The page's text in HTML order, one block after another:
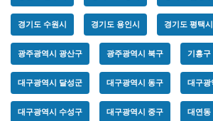
경기도 수원시 경기도 용인시 경기도 평택시
광주광역시 광산구 광주광역시 북구 기흥구
대구광역시 달성군 대구광역시 동구 대구광
대구광역시 수성구 대구광역시 중구 대연동